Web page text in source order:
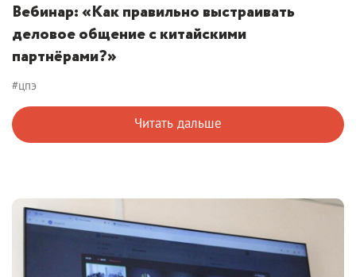
Вебинар: «Как правильно выстраивать
деловое общение с китайскими
партнёрами?»
#цпэ
Читать дальше